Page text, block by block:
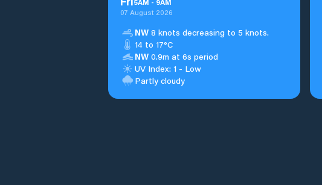
07 August 2026
NW 8 knots decreasing to 5 knots.
14 to 17°C
NW 0.9m at 6s period
UV Index: 1 - Low
Partly cloudy